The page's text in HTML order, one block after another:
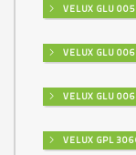
VELUX GLU
VELUX GLU
VELUX GLU
VELUX GPL